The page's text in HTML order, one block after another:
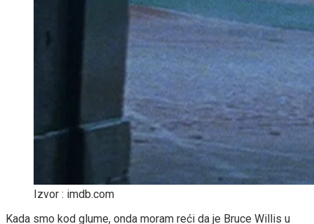
Izvor : imdb.com
Kada smo kod glume, onda moram reći da je Bruce Willis u